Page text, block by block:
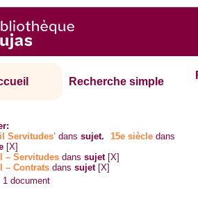
Recherche simple
Servitudes' danssujet. 15e siècle dans
[X]
– Servitudes danssujet [X]
– Contrats danssujet [X]
1 document